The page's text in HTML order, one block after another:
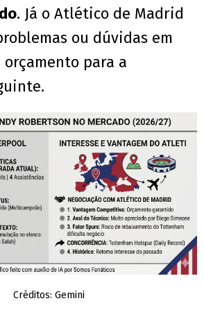
. Já o Atlético de Madrid
ou dúvidas em
orçamento para a
Créditos: Gemini